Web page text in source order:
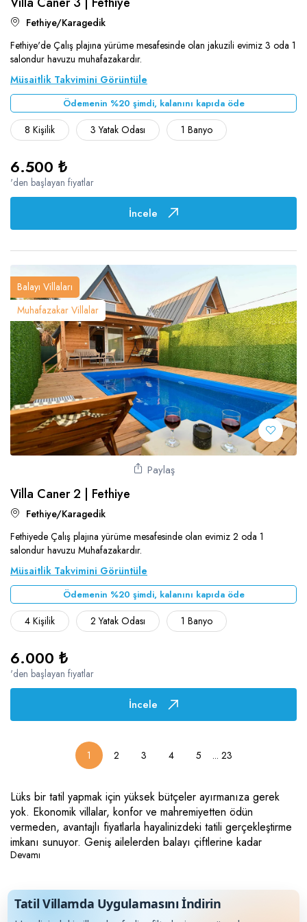
Fethiye/Karagedik
Fethiye'de Çalış plajına yürüme mesafesinde olan jakuzili evimiz 3 oda 1
salondur havuzu muhafazakardır.
Müsaitlik Takvimini Görüntüle
Ödemenin %20 şimdi, kalanını kapıda öde
8 Kişilik 3 Yatak Odası 1 Banyo
6.500 ₺
'den başlayan fiyatlar
İncele
Balayı Villaları
Muhafazakar Villalar
Paylaş
Villa Caner 2 | Fethiye
Fethiye/Karagedik
Fethiyede Çalış plajına yürüme mesafesinde olan evimiz 2 oda 1
salondur havuzu Muhafazakardır.
Müsaitlik Takvimini Görüntüle
Ödemenin %20 şimdi, kalanını kapıda öde
4 Kişilik 2 Yatak Odası 1 Banyo
6.000 ₺
'den başlayan fiyatlar
İncele
1 2 3 4 5 ... 23
Lüks bir tatil yapmak için yüksek bütçeler ayırmanıza gerek
yok. Ekonomik villalar, konfor ve mahremiyetten ödün
vermeden, avantajlı fiyatlarla hayalinizdeki tatili gerçekleştirme
imkanı sunuyor. Geniş ailelerden balayı çiftlerine kadar
herkese hitap eden bu kategoride, evinizin rahatlığını daha
kiralama seçenekleri, hem konumları hem de sundukları
olanaklarla kaliteyi ulaşılabilir kılarak, bütçenizi zorlamadan
unutulmaz bir yaz tatili geçirmenizi sağlıyor. İster merkezi bir
Devamı
Tatil Villamda Uygulamasını İndirin